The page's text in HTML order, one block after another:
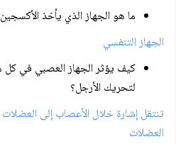
ما هو الجهاز الذي يأخذ
الجهاز التنفسي
كيف يؤثر الجهاز العصبي في كل
لتحريك الأرجل؟
تنتقل إشارة خلال الأعصاب إلى
العضلات